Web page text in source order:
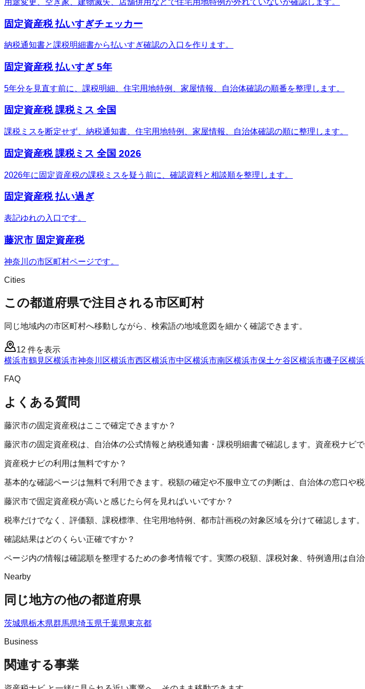
固定資産税 払いすぎチェッカー
納税通知書と課税明細書から払いすぎ確認の入口を作ります。
固定資産税 払いすぎ 5年
5年分を見直す前に、課税明細、住宅用地特例、家屋情報、自治体確認の順番を整理します。
固定資産税 課税ミス 全国
課税ミスを断定せず、納税通知書、住宅用地特例、家屋情報、自治体確認の順に整理します。
固定資産税 課税ミス 全国 2026
2026年に固定資産税の課税ミスを疑う前に、確認資料と相談順を整理します。
固定資産税 払い過ぎ
表記ゆれの入口です。
藤沢市 固定資産税
神奈川の市区町村ページです。
Cities
この都道府県で注目される市区町村
同じ地域内の市区町村へ移動しながら、検索語の地域意図を細かく確認できます。
12 件を表示
横浜市鶴見区横浜市神奈川区横浜市西区横浜市中区横浜市南区横浜市保土ケ谷区横浜市磯子区横
FAQ
よくある質問
藤沢市の固定資産税はここで確定できますか？
藤沢市の固定資産税は、自治体の公式情報と納税通知書・課税明細書で確認します。資産税ナビ
資産税ナビの利用は無料ですか？
基本的な確認ページは無料で利用できます。税額の確定や不服申立ての判断は、自治体の窓口や
藤沢市で固定資産税が高いと感じたら何を見ればいいですか？
税率だけでなく、評価額、課税標準、住宅用地特例、都市計画税の対象区域を分けて確認します
確認結果はどのくらい正確ですか？
ページ内の情報は確認順を整理するための参考情報です。実際の税額、課税対象、特例適用は自
Nearby
同じ地方の他の都道府県
茨城県栃木県群馬県埼玉県千葉県東京都
Business
関連する事業